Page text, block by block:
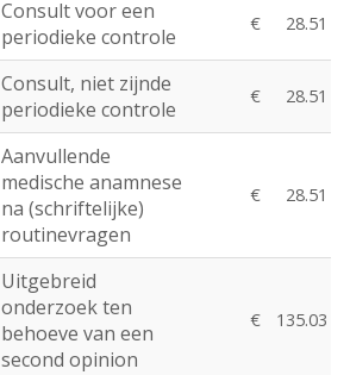
Consult voor een
periodieke controle
€ 28.51
Consult, niet zijnde
periodieke controle
€ 28.51
Aanvullende
medische anamnese
na (schriftelijke)
routinevragen
€ 28.51
Uitgebreid
onderzoek ten
behoeve van een
second opinion
€ 135.03